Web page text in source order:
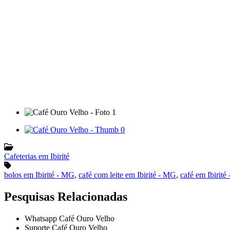
Cafeterias em Ibirité
bolos em Ibirité - MG, café com leite em Ibirité - MG, café em Ibirité
Pesquisas Relacionadas
Whatsapp Café Ouro Velho
Suporte Café Ouro Velho